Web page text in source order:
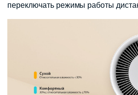
переключать режимы работы